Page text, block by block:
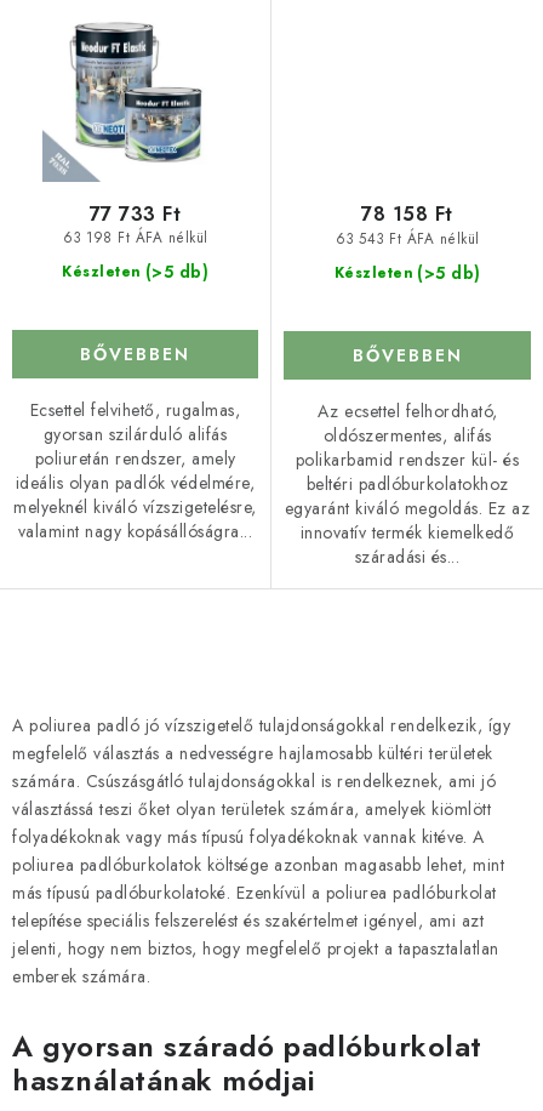
Készleten (>5 db)
63 198 Ft ÁFA nélkül
77 733 Ft
BŐVEBBEN
Ecsettel felvihető, rugalmas,
gyorsan szilárduló alifás
poliuretán rendszer, amely
ideális olyan padlók védelmére,
melyeknél kiváló vízszigetelésre,
valamint nagy kopásállóságra...
Készleten (>5 db)
63 543 Ft ÁFA nélkül
78 158 Ft
BŐVEBBEN
Az ecsettel felhordható,
oldószermentes, alifás
polikarbamid rendszer kül- és
beltéri padlóburkolatokhoz
egyaránt kiváló megoldás. Ez az
innovatív termék kiemelkedő
száradási és...
s
t
a
i
r
á
n
y
í
á
s
A poliurea padló jó vízszigetelő tulajdonságokkal rendelkezik, így
megfelelő választás a nedvességre hajlamosabb kültéri területek
számára. Csúszásgátló tulajdonságokkal is rendelkeznek, ami jó
választássá teszi őket olyan területek számára, amelyek kiömlött
folyadékoknak vagy más típusú folyadékoknak vannak kitéve. A
poliurea padlóburkolatok költsége azonban magasabb lehet, mint
más típusú padlóburkolatoké. Ezenkívül a poliurea padlóburkolat
telepítése speciális felszerelést és szakértelmet igényel, ami azt
jelenti, hogy nem biztos, hogy megfelelő projekt a tapasztalatlan
emberek számára.
A gyorsan száradó padlóburkolat
használatának módjai